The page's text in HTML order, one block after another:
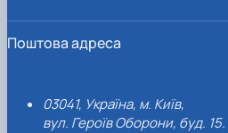
Поштова адреса
03041, Україна, м. Київ,
вул. Героїв Оборони, буд. 15.